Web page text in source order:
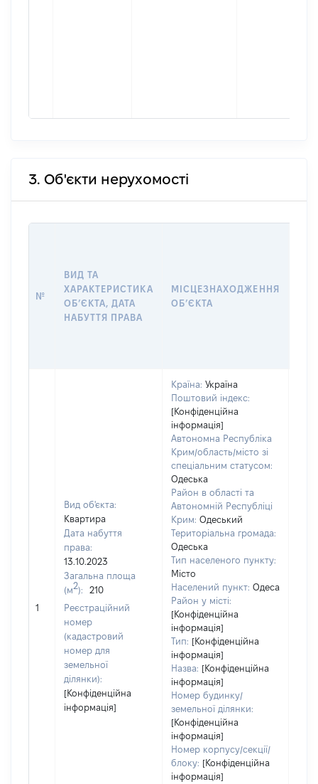
3. Об'єкти нерухомості
№
ВИД ТА
ХАРАКТЕРИСТИКА
ОБʼЄКТА, ДАТА
НАБУТТЯ ПРАВА
МІСЦЕЗНАХОДЖЕННЯ
ОБʼЄКТА
1
Вид об'єкта:
Квартира
Дата набуття
права:
13.10.2023
Загальна площа
(м2):
210
Реєстраційний
номер
(кадастровий
номер для
земельної
ділянки):
[Конфіденційна
інформація]
Країна: Україна
Поштовий індекс:
[Конфіденційна
інформація]
Автономна Республіка
Крим/область/місто зі
спеціальним статусом:
Одеська
Район в області та
Автономній Республіці
Крим: Одеський
Територіальна громада:
Одеська
Тип населеного пункту:
Місто
Населений пункт: Одеса
Район у місті:
[Конфіденційна
інформація]
Тип: [Конфіденційна
інформація]
Назва: [Конфіденційна
інформація]
Номер будинку/
земельної ділянки:
[Конфіденційна
інформація]
Номер корпусу/секції/
блоку: [Конфіденційна
інформація]